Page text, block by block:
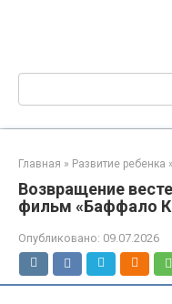
Поиск:
Главная » Развитие ребенка »
Возвращение
фильм «Баффало
Опубликовано: 09.07.2026